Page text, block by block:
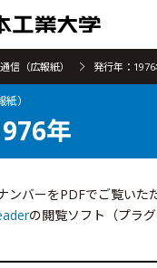
信（広報紙） 発行年：1976
）
年
ンバーをPDFでご覧いた
の閲覧ソフト（プラ